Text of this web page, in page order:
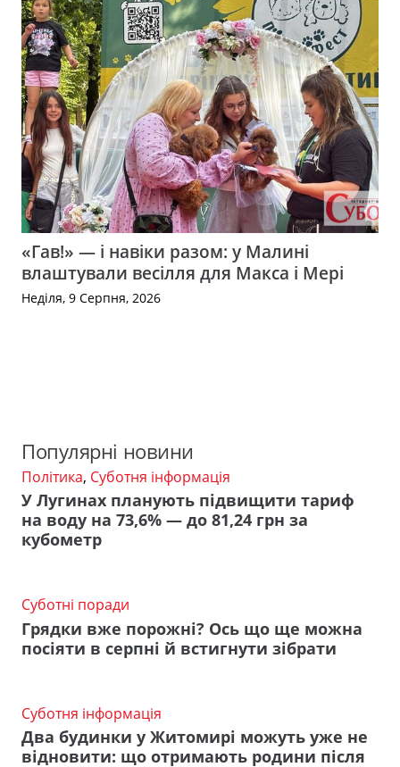
«Гав!» — і навіки разом: у Малині
влаштували весілля для Макса і Мері
Неділя, 9 Серпня, 2026
Популярні новини
Політика, Суботня інформація
У Лугинах планують підвищити тариф
на воду на 73,6% — до 81,24 грн за
кубометр
Суботні поради
Грядки вже порожні? Ось що ще можна
посіяти в серпні й встигнути зібрати
Суботня інформація
Два будинки у Житомирі можуть уже не
відновити: що отримають родини після